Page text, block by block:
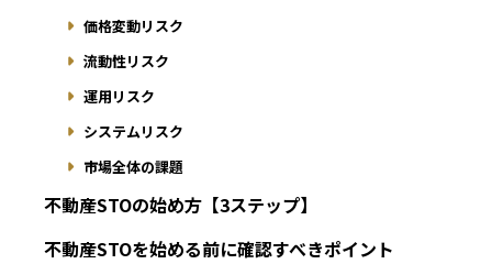
価格変動リスク
流動性リスク
運用リスク
システムリスク
市場全体の課題
不動産STOの始め方【3ステップ】
不動産STOを始める前に確認すべきポイント